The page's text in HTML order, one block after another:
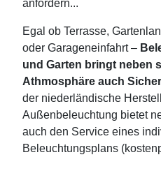
anfordern...
Egal ob Terrasse,
oder Garageneinfahrt –
und Garten bringt neben
Athmosphäre auch
der niederländische
Außenbeleuchtung bietet
auch den Service eines
Beleuchtungsplans